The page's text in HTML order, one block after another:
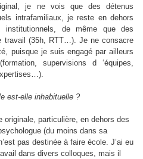
je ne vois que des détenus
intrafamiliaux, je reste en dehors
de même que des
travail (35h, RTT…). Je ne consacre
puisque je suis engagé par ailleurs
supervisions d ‘équipes,
est-elle inhabituelle ?
originale, particulière, en dehors des
(du moins dans sa
pas destinée à faire école. J’ai eu
dans divers colloques, mais il